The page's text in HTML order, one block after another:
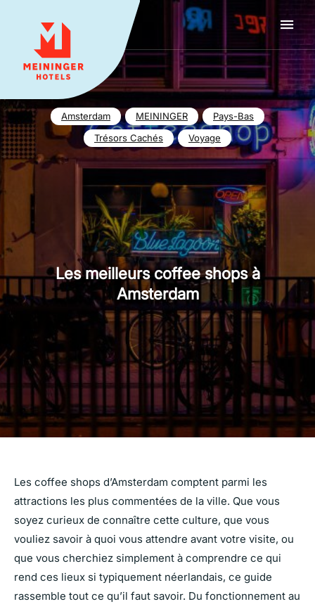
MEININGER HOTELS
Amsterdam MEININGER
Pays-Bas
Trésors Cachés
Voyage
Les meilleurs coffee shops à
Amsterdam
Les coffee shops d’Amsterdam comptent parmi les
attractions les plus commentées de la ville. Que vous
soyez curieux de connaître cette culture, que vous
vouliez savoir à quoi vous attendre avant votre visite, ou
que vous cherchiez simplement à comprendre ce qui
rend ces lieux si typiquement néerlandais, ce guide
rassemble tout ce qu’il faut savoir. Du fonctionnement au